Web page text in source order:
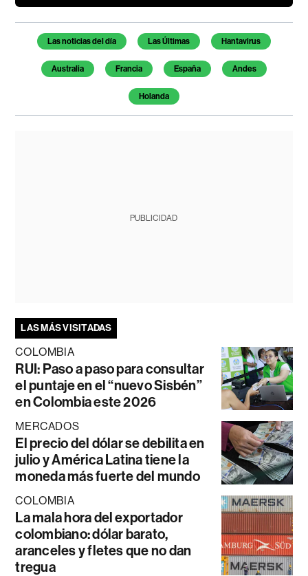
Temas de este artículo
Las noticias del día Las Últimas Hantavirus
Australia Francia España Andes
Holanda
PUBLICIDAD
LAS MÁS VISITADAS
COLOMBIA
RUI: Paso a paso para consultar
el puntaje en el “nuevo Sisbén”
en Colombia este 2026
MERCADOS
El precio del dólar se debilita en
julio y América Latina tiene la
moneda más fuerte del mundo
COLOMBIA
La mala hora del exportador
colombiano: dólar barato,
aranceles y fletes que no dan
tregua